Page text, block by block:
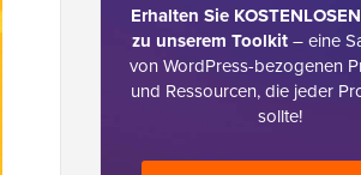
Erhalten Sie
zu unserem Toolkit– eine
von WordPress-bezogenen
und Ressourcen, die jeder
sollte!